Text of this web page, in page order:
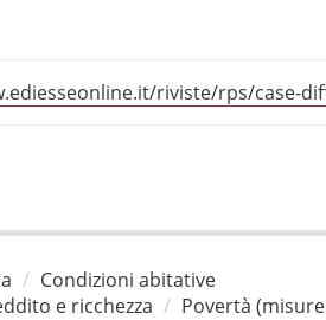
riviste/rps/case-
Condizioni abitative
e ricchezza
Povertà